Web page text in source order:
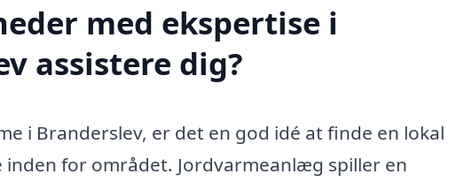
med ekspertise i
assistere dig?
i Branderslev, er det en god idé at finde en lokal
for området. Jordvarmeanlæg spiller en